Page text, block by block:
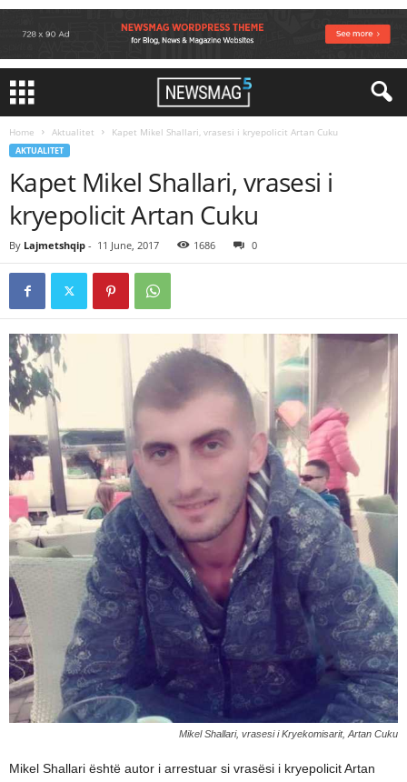
Home Aktualitet Kapet Mikel Shallari, vrasesi i kryepolicit Artan Cuku
AKTUALITET
Kapet Mikel Shallari, vrasesi i
kryepolicit Artan Cuku
By Lajmetshqip - 11 June, 2017 1686 0
Mikel Shallari, vrasesi i Kryekomisarit, Artan Cuku
Mikel Shallari është autor i arrestuar si vrasësi i kryepolicit Artan